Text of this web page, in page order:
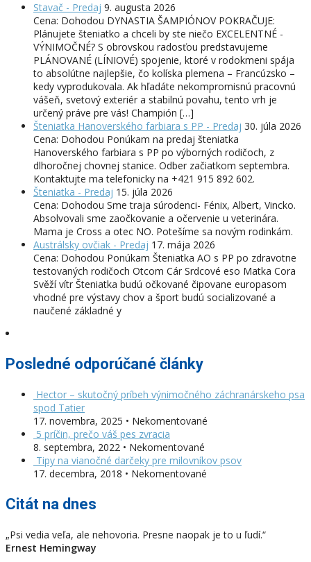
Stavač - Predaj 9. augusta 2026
Cena: Dohodou DYNASTIA ŠAMPIÓNOV POKRAČUJE:
Plánujete šteniatko a chceli by ste niečo EXCELENTNÉ -
VÝNIMOČNÉ? S obrovskou radosťou predstavujeme
PLÁNOVANÉ (LÍNIOVÉ) spojenie, ktoré v rodokmeni spája
to absolútne najlepšie, čo kolíska plemena – Francúzsko –
kedy vyprodukovala. Ak hľadáte nekompromisnú pracovnú
vášeň, svetový exteriér a stabilnú povahu, tento vrh je
určený práve pre vás! Champión […]
Šteniatka Hanoverského farbiara s PP - Predaj 30. júla 2026
Cena: Dohodou Ponúkam na predaj šteniatka
Hanoverského farbiara s PP po výborných rodičoch, z
dlhoročnej chovnej stanice. Odber začiatkom septembra.
Kontaktujte ma telefonicky na +421 915 892 602.
Šteniatka - Predaj 15. júla 2026
Cena: Dohodou Sme traja súrodenci- Fénix, Albert, Vincko.
Absolvovali sme zaočkovanie a očervenie u veterinára.
Mama je Cross a otec NO. Potešíme sa novým rodinkám.
Austrálsky ovčiak - Predaj 17. mája 2026
Cena: Dohodou Ponúkam Šteniatka AO s PP po zdravotne
testovaných rodičoch Otcom Cár Srdcové eso Matka Cora
Svěží vítr Šteniatka budú očkované čipovane europasom
vhodné pre výstavy chov a šport budú socializované a
naučené základné y
Posledné odporúčané články
Hector – skutočný príbeh výnimočného záchranárskeho psa
spod Tatier
17. novembra, 2025 • Nekomentované
5 príčin, prečo váš pes zvracia
8. septembra, 2022 • Nekomentované
Tipy na vianočné darčeky pre milovníkov psov
17. decembra, 2018 • Nekomentované
Citát na dnes
„Psi vedia veľa, ale nehovoria. Presne naopak je to u ľudí.“
Ernest Hemingway